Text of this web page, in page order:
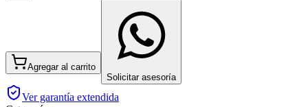
Agregar al carrito
Solicitar asesoría
Ver garantía extendida